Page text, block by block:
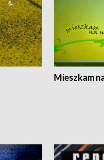
Mieszkam